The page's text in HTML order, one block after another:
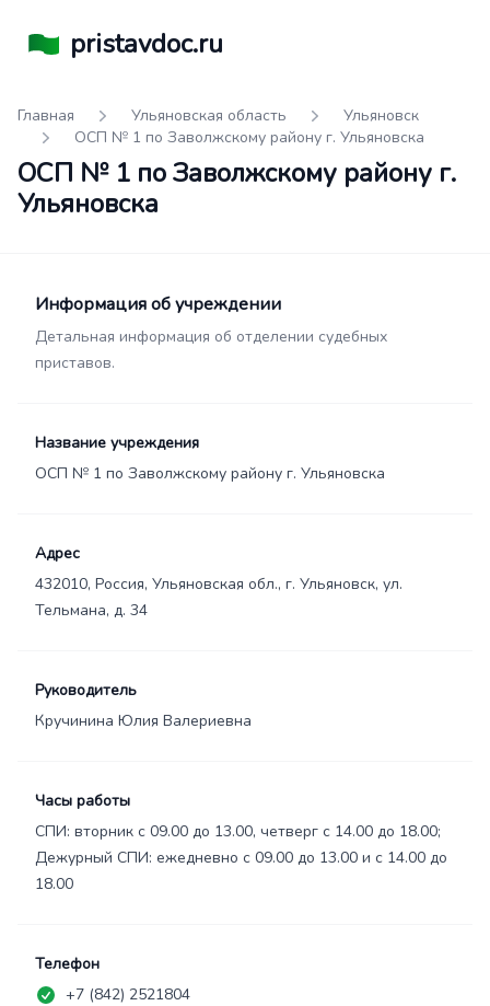
pristavdoc.ru
Главная Ульяновская область
Ульяновск
ОСП № 1 по Заволжскому району г. Ульяновска
ОСП № 1 по Заволжскому району г.
Ульяновска
Информация об учреждении
Детальная информация об отделении судебных
приставов.
Название учреждения
ОСП № 1 по Заволжскому району г. Ульяновска
Адрес
432010, Россия, Ульяновская обл., г. Ульяновск, ул.
Тельмана, д. 34
Руководитель
Кручинина Юлия Валериевна
Часы работы
СПИ: вторник с 09.00 до 13.00, четверг с 14.00 до 18.00;
Дежурный СПИ: ежедневно c 09.00 до 13.00 и c 14.00 до
18.00
Телефон
+7 (842) 2521804